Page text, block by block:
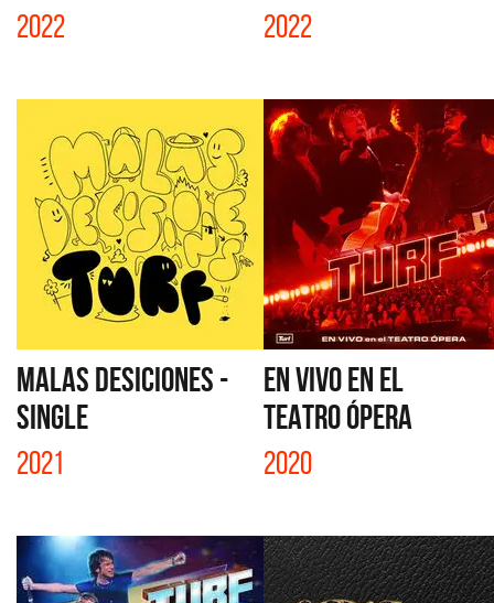
2022 2022
MALAS DESICIONES -
SINGLE
2021
EN VIVO EN EL
TEATRO ÓPERA
2020